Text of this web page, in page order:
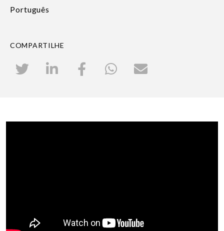
Português
COMPARTILHE